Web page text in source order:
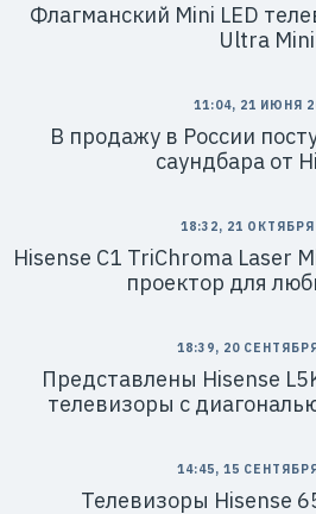
Флагманский Mini LED
Ultra Mini
11:04, 21 ИЮНЯ
В продажу в России
саундбара от
18:32, 21 ОКТЯБРЯ
Hisense C1 TriChroma Laser
проектор для
18:39, 20
Представлены Hisense
телевизоры с
14:45, 15
Телевизоры Hisense